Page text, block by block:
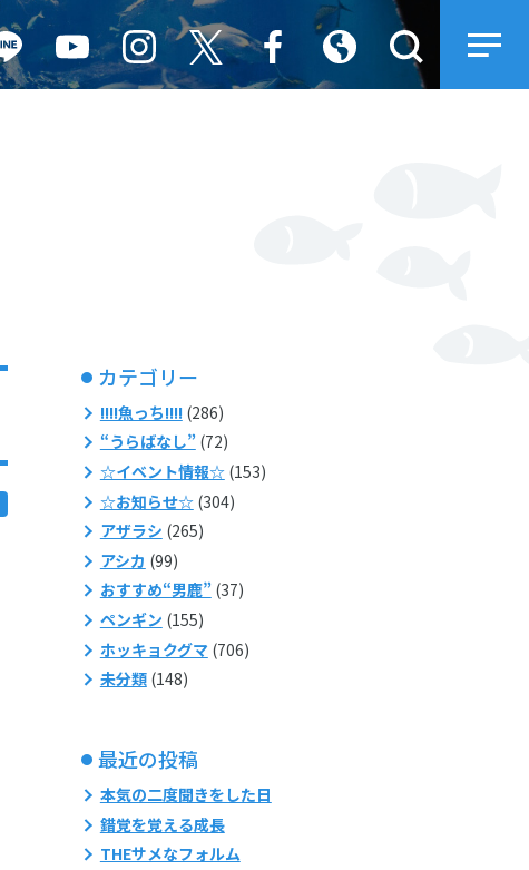
カテゴリー
!!!!魚っち!!!!(286)
“うらばなし”(72)
☆イベント情報☆(153)
☆お知らせ☆(304)
アザラシ (265)
アシカ (99)
おすすめ“男鹿”(37)
ペンギン (155)
ホッキョクグマ (706)
未分類(148)
最近の投稿
本気の二度聞きをした日
錯覚を覚える成長
THEサメなフォルム